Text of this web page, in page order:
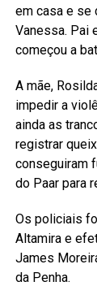
em casa e se
Vanessa. Pai
começou a
A mãe,
impedir a
ainda as
registrar
conseguiram
do Paar para
Os policiais
Altamira e
James
da Penha.